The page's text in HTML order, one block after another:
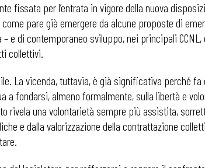
fissata per l’entrata in vigore della nuova
pare già emergere da alcune proposte di
e di contemporaneo sviluppo, nei principali
collettivi.
La vicenda, tuttavia, è già significativa perché
fondarsi, almeno formalmente, sulla libertà e
rivela una volontarietà sempre più assistita,
e dalla valorizzazione della contrattazione